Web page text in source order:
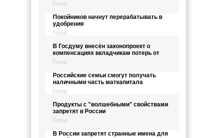
Город
Покойников начнут перерабатывать в
удобрения
Город
В Госдуму внесён законопроект о
компенсациях вкладчикам потерь от
Город
Российские семьи смогут получать
наличными часть маткапитала
Город
Продукты с "волшебными" свойствами
запретят в России
Город
В России запретят странные имена для